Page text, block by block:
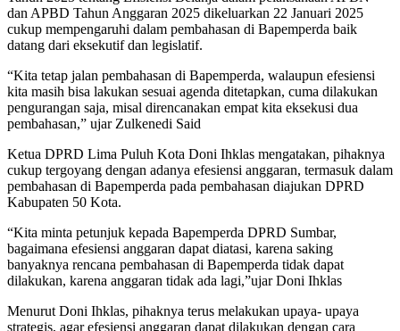
dan APBD Tahun Anggaran 2025 dikeluarkan 22 Januari 2025
cukup mempengaruhi dalam pembahasan di Bapemperda baik
datang dari eksekutif dan legislatif.
“Kita tetap jalan pembahasan di Bapemperda, walaupun efesiensi
kita masih bisa lakukan sesuai agenda ditetapkan, cuma dilakukan
pengurangan saja, misal direncanakan empat kita eksekusi dua
pembahasan,” ujar Zulkenedi Said
Ketua DPRD Lima Puluh Kota Doni Ihklas mengatakan, pihaknya
cukup tergoyang dengan adanya efesiensi anggaran, termasuk dalam
pembahasan di Bapemperda pada pembahasan diajukan DPRD
Kabupaten 50 Kota.
“Kita minta petunjuk kepada Bapemperda DPRD Sumbar,
bagaimana efesiensi anggaran dapat diatasi, karena saking
banyaknya rencana pembahasan di Bapemperda tidak dapat
dilakukan, karena anggaran tidak ada lagi,”ujar Doni Ihklas
Menurut Doni Ihklas, pihaknya terus melakukan upaya- upaya
strategis, agar efesiensi anggaran dapat dilakukan dengan cara